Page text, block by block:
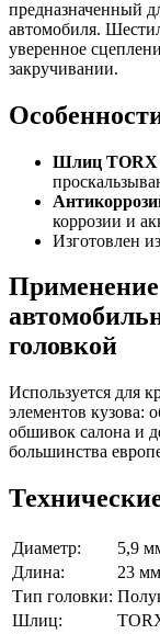
предназначенный
автомобиля.
уверенное
закручивании.
Шлиц TORX
коррозии и
Изготовлен
Применение
головкой
Используется для
элементов кузова:
обшивок салона и
большинства
Диаметр:
5,9
Длина:
23 мм
Тип головки:
Шлиц: